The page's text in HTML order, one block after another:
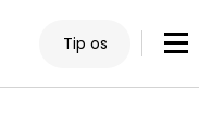
Tip os